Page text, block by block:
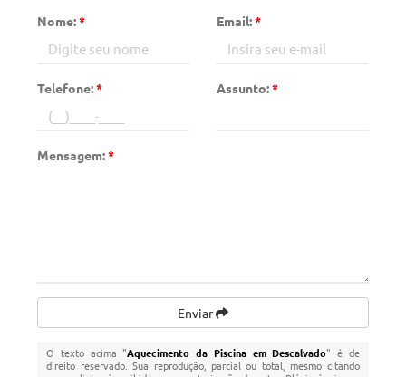
Nome:* Email:*
Telefone:* Assunto:*
Mensagem:*
Enviar
O texto acima "Aquecimento da Piscina em Descalvado" é de
direito reservado. Sua reprodução, parcial ou total, mesmo citando